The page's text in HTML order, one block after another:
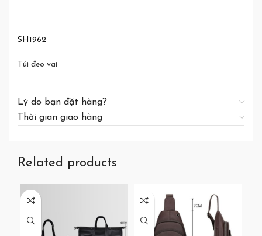
SH1962
Túi đeo vai
Lý do bạn đặt hàng?
Thời gian giao hàng
Related products